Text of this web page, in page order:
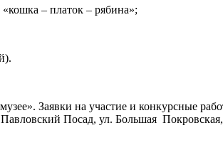
– платок – рябина»;
Заявки на участие и конкурсные
Посад, ул. Большая